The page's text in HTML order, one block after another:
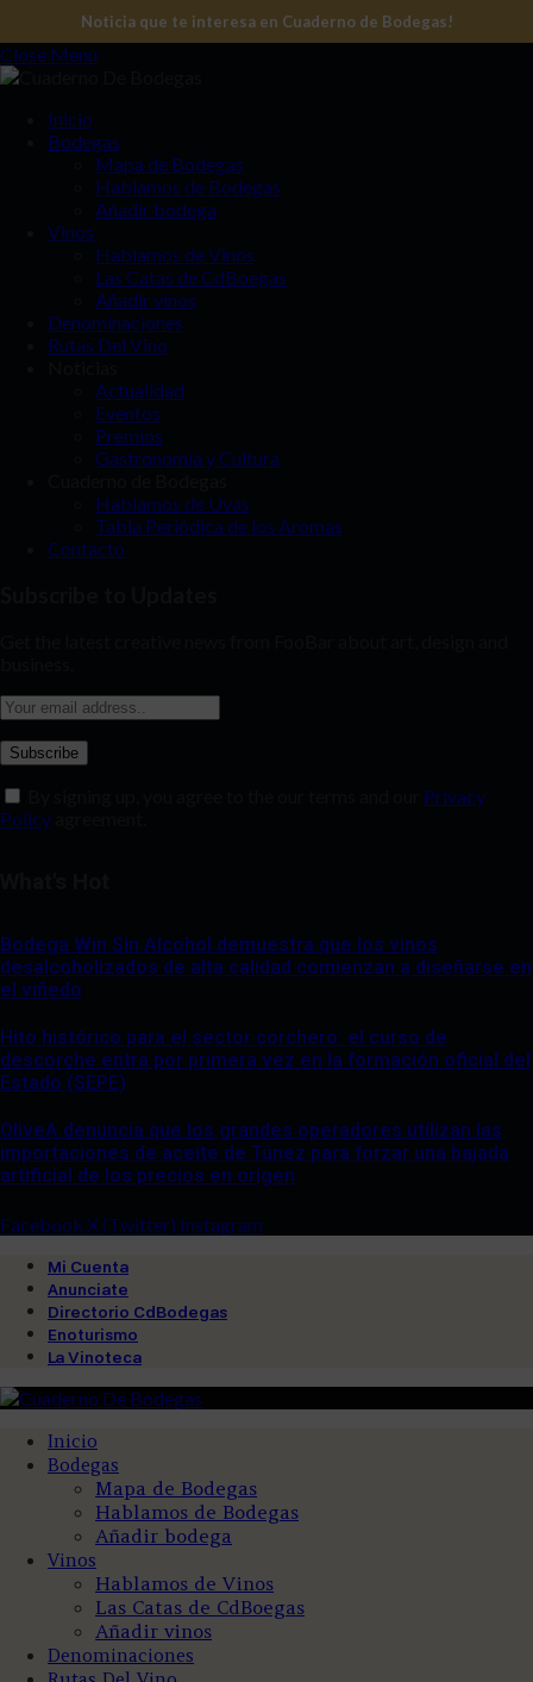
Noticia que te interesa en Cuaderno de Bodegas!
Close Menu
Inicio
Bodegas
Mapa de Bodegas
Hablamos de Bodegas
Añadir bodega
Vinos
Hablamos de Vinos
Las Catas de CdBoegas
Añadir vinos
Denominaciones
Rutas Del Vino
Actualidad
Eventos
Premios
Gastronomía y Cultura
Hablamos de Uvas
Tabla Periódica de los Aromas
Contacto
Privacy
Policy
Bodega Win Sin Alcohol demuestra que los vinos
desalcoholizados de alta calidad comienzan a diseñarse en
el viñedo
Hito histórico para el sector corchero: el curso de
descorche entra por primera vez en la formación oficial del
Estado (SEPE)
OliveA denuncia que los grandes operadores utilizan las
importaciones de aceite de Túnez para forzar una bajada
artificial de los precios en origen
Facebook X (Twitter) Instagram
Mi Cuenta
Anunciate
Directorio CdBodegas
Enoturismo
La Vinoteca
Inicio
Bodegas
Mapa de Bodegas
Hablamos de Bodegas
Añadir bodega
Vinos
Hablamos de Vinos
Las Catas de CdBoegas
Añadir vinos
Denominaciones